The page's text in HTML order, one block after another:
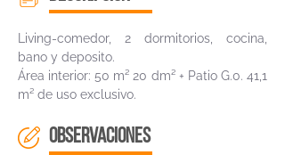
Living-comedor, 2 dormitorios, cocina,
bano y deposito.
Área interior: 50 m² 20 dm² + Patio G.0. 41,1
m² de uso exclusivo.
OBSERVACIONES